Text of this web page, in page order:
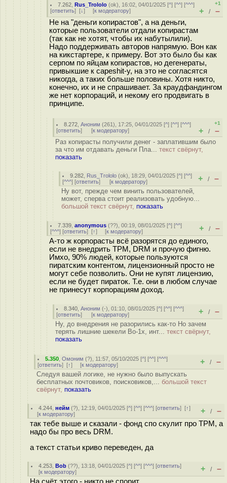
7.262 ,Rus_Trololo (ok), 16:02, 04/01/2025 [^] [^^] [^^^]
[ответить] [↓] [к модератору]
+1
+ / –
Не на "деньги копирастов", а на деньги,
которые пользователи отдали копирастам
(так как не хотят, чтобы их набутылили).
Надо поддерживать авторов напрямую. Вон как
на кикстартере, к примеру. Вот это было бы как
серпом по яйцам копирастов, но дегенераты,
привыкшие к capeshit-у, на это не согласятся
никогда, а таких больше половины. Хотя никто,
конечно, их и не спрашивает. За краудфандингом
же нет корпораций, и некому его продвигать в
принципе.
8.272 ,Аноним (261), 17:25, 04/01/2025 [^] [^^] [^^^]
[ответить] [к модератору]
+1
+ / –
Раз копирасты получили денег - заплатившим было
за что им отдавать деньги Пла... текст свёрнут,
показать
9.282 Rus_Trololo (ok), 18:29, 04/01/2025 [^] [^^]
[^^^] [ответить] [к модератору] + / –
Ну вот, прежде чем винить пользователей,
может, сперва стоит реализовать удобную...
большой текст свёрнут, показать
7.339 ,anonymous (??), 00:19, 08/01/2025 [^] [^^]
[^^^] [ответить] [↑] [к модератору] + / –
А-то ж корпорасты всё разорятся до единого,
если не внедрить TPM, DRM и прочую фигню.
Имхо, 90% людей, которые пользуются
пиратским контентом, лицензионный просто не
могут себе позволить. Они не купят лицензию,
если не будет пираток. Т.е. они в любом случае
не принесут корпорациям доход.
8.340 ,Аноним (-), 01:10, 08/01/2025 [^] [^^] [^^^]
[ответить] [к модератору] + / –
Ну, до внедрения не разорились как-то Но зачем
терять лишние шекели Во-1х, инт... текст свёрнут,
показать
5.350 ,Омоним (?), 11:57, 05/10/2025 [^] [^^] [^^^]
[ответить] [↑] [к модератору] + / –
Следуя вашей логике, не нужно было выпускать
бесплатных почтовиков, поисковиков,... большой текст
свёрнут, показать
4.244 ,нейм (?), 12:19, 04/01/2025 [^] [^^] [^^^] [ответить][↑]
[к модератору] + / –
так тебе выше и сказали - фонд спо скулит про TPM, а
надо бы про весь DRM.
а текст статьи криво переведен, да
4.253 ,Bob (??), 13:18, 04/01/2025 [^] [^^] [^^^] [ответить]
[к модератору] + / –